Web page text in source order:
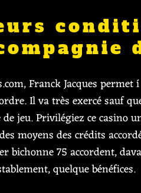
Franck Jacques permet
Il va très exercé sauf
jeu. Privilégiez ce casino
moyens des crédits
bichonne 75 accordent,
quelque bénéfices.